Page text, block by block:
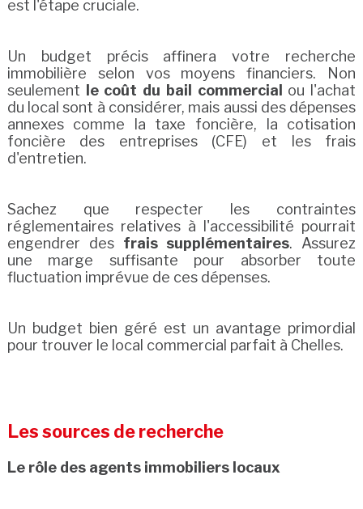
est l'étape cruciale.
Un budget précis affinera votre recherche
immobilière selon vos moyens financiers. Non
seulement
le coût du bail commercial
ou l'achat
du local sont à considérer, mais aussi des dépenses
annexes comme la taxe foncière, la cotisation
foncière des entreprises (CFE) et les frais
d'entretien.
Sachez que respecter les contraintes
réglementaires relatives à l'accessibilité pourrait
engendrer des frais supplémentaires. Assurez
une marge suffisante pour absorber toute
fluctuation imprévue de ces dépenses.
Un budget bien géré est un avantage primordial
pour trouver le local commercial parfait à Chelles.
Les sources de recherche
Le rôle des agents immobiliers locaux